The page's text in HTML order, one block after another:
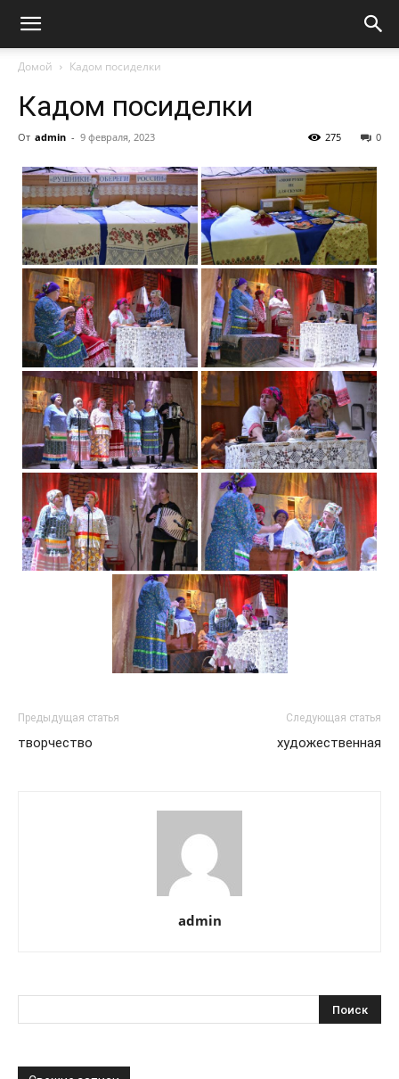
Домой Кадом посиделки
Кадом посиделки
От admin - 9 февраля, 2023 0
275
Предыдущая статья
творчество
Следующая статья
художественная
admin